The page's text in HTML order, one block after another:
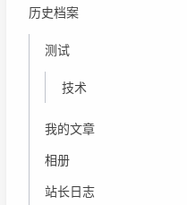
历史档案
测试
技术
我的文章
相册
站长日志